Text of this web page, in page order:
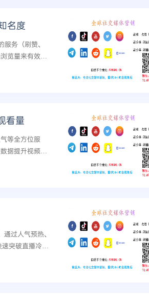
名度
务（刷赞、
览量来有效提
看量
等全方位服
据提升视频爆
过人气预热、
突破直播冷启